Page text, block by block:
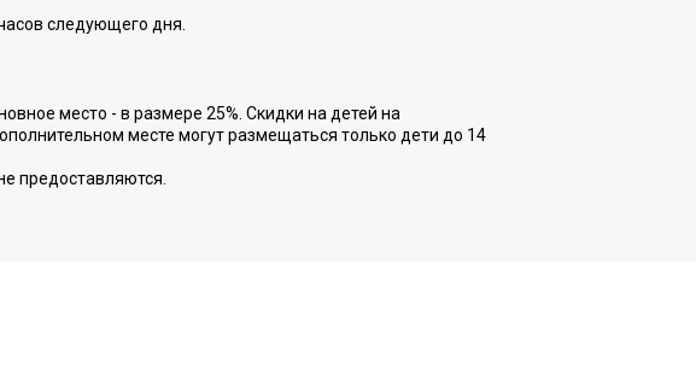
следующего дня.
место - в размере 25%. Скидки на детей на
месте могут размещаться только дети до 14
предоставляются.